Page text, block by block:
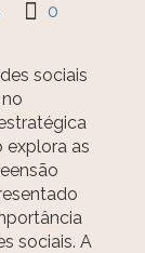
0
sociais
explora as
sociais. A